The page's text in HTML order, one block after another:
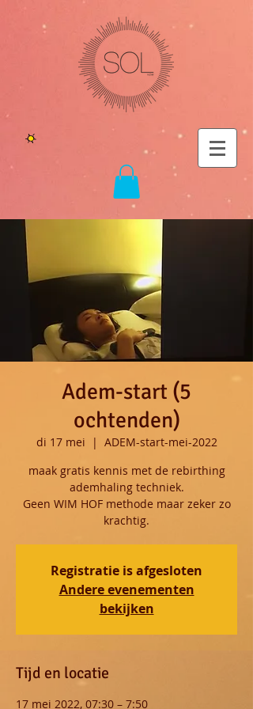
Adem-start (5
ochtenden)
di 17 mei
  |
ADEM-start-mei-2022
maak gratis kennis met de rebirthing
ademhaling techniek.
Geen WIM HOF methode maar zeker zo
krachtig.
Registratie is afgesloten
Andere evenementen
bekijken
Tijd en locatie
17 mei 2022, 07:30 – 7:50